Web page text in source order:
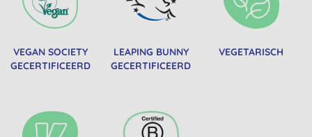
VEGAN SOCIETY
GECERTIFICEERD
LEAPING BUNNY
GECERTIFICEERD
VEGETARISCH